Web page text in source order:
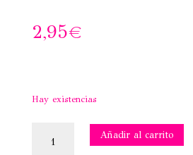
2,95€
Hay existencias
DESODORANTE
ROLL
Añadir al carrito